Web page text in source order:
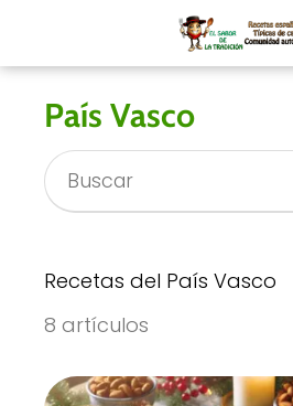
País Vasco
Recetas del País Vasco
8 artículos